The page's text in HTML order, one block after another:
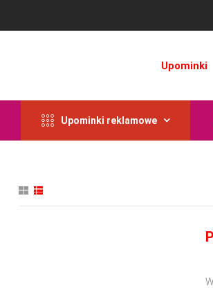
Upominki
Upominki reklamowe